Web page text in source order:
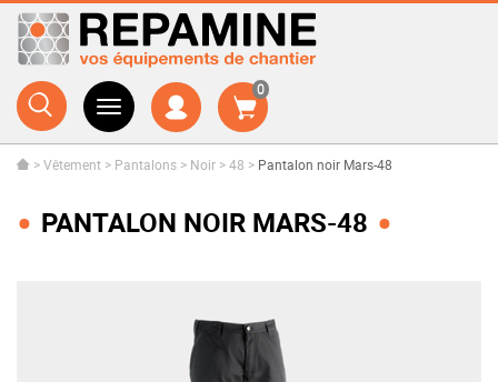
0
>Vêtement > Pantalons > Noir >48 > Pantalon noir Mars-48
PANTALON NOIR MARS-48